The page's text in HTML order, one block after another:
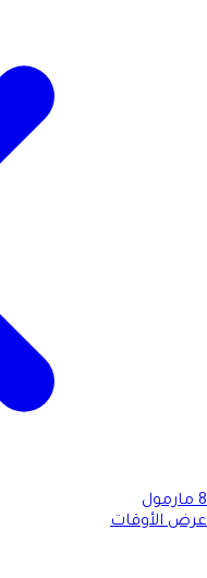
8 مارمول
عرض الأوقات